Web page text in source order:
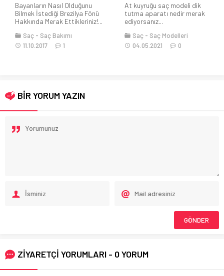
Bayanların Nasıl Olduğunu
Bilmek İstediği Brezilya Fönü
Hakkında Merak Ettikleriniz!...
Saç
Saç Bakımı
11.10.2017
1
At kuyruğu saç modeli dik
tutma aparatı nedir merak
ediyorsanız...
Saç
Saç Modelleri
04.05.2021
0
BİR YORUM YAZIN
ZİYARETÇİ YORUMLARI - 0 YORUM